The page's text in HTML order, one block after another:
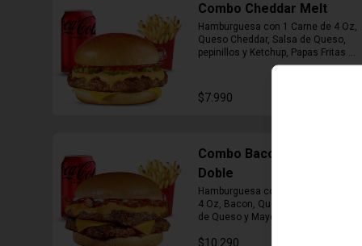
Combo Cheddar Melt
Hamburguesa con 1 Carne de 4 Oz,
Queso Cheddar, Salsa de Queso,
pepinillos y Ketchup, Papas Fritas
Mediana, Bebida Lata.
$7.990
Combo Bacon Cheddar
Doble
Hamburguesa con Doble Carne de
4 Oz, Bacon, Queso Cheddar, Salsa
de Queso y Mayonesa, Papas Fritas
$10.290